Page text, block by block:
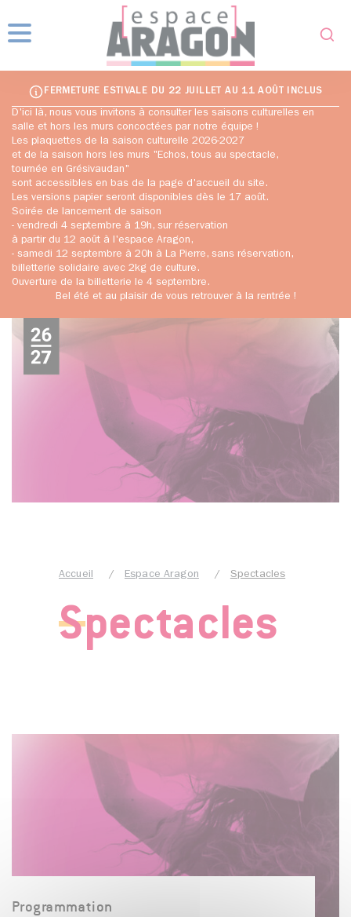
Menu
FERMETURE ESTIVALE DU 22 JUILLET AU 11 AOÛT INCLUS
D'ici là, nous vous invitons à consulter les saisons culturelles en
salle et hors les murs concoctées par notre équipe !
Les plaquettes de la saison culturelle 2026-2027
et de la saison hors les murs "Echos, tous au spectacle,
tournée en Grésivaudan"
sont accessibles en bas de la page d'accueil du site.
Les versions papier seront disponibles dès le 17 août.
Soirée de lancement de saison
- vendredi 4 septembre à 19h, sur réservation
à partir du 12 août à l'espace Aragon,
- samedi 12 septembre à 20h à La Pierre, sans réservation,
billetterie solidaire avec 2kg de culture.
Ouverture de la billetterie le 4 septembre.
Bel été et au plaisir de vous retrouver à la rentrée !
Accueil Espace Aragon Spectacles
Spectacles
Programmation